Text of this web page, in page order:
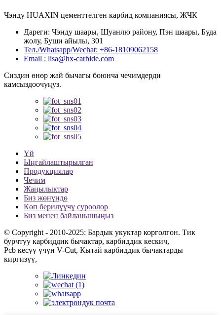
Чэнду HUAXIN цементтелген карбид компаниясы, ЖЧК
Дареги: Чэнду шаары, Шуанлю району, Пэн шаары, Буда
жолу, Буши айылы, 301
Тел./Whatsapp/Wechat: +86-18109062158
Email : lisa@hx-carbide.com
Сиздин өнөр жай бычагы боюнча чечимдерди
камсыздоочуңуз.
Үй
Ыңгайлаштырылган
Продукциялар
Чечим
Жаңылыктар
Биз жөнүндө
Көп берилүүчү суроолор
Биз менен байланышыңыз
© Copyright - 2010-2025: Бардык укуктар корголгон. Тик
бурчтуу карбиддик бычактар, карбиддик кескич,
Pcb кесүү үчүн V-Cut, Кытай карбиддик бычактарды
киргизүү,